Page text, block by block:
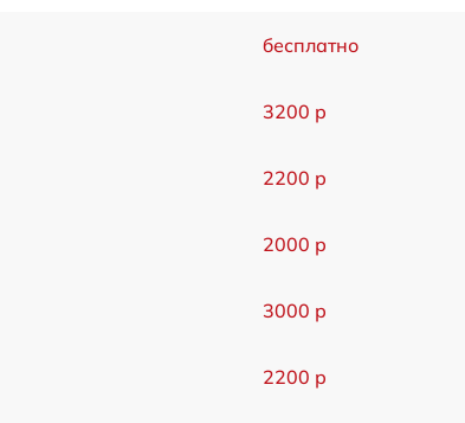
бесплатно
3200 р
2200 р
2000 р
3000 р
2200 р